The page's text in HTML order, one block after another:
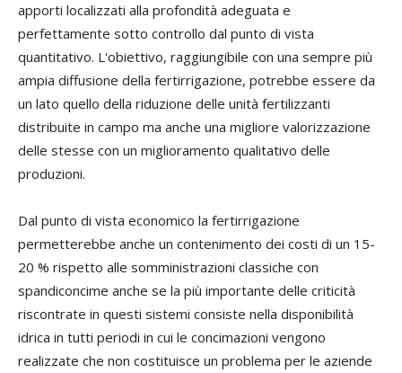
apporti localizzati alla profondità adeguata e
perfettamente sotto controllo dal punto di vista
quantitativo. L'obiettivo, raggiungibile con una sempre più
ampia diffusione della fertirrigazione, potrebbe essere da
un lato quello della riduzione delle unità fertilizzanti
distribuite in campo ma anche una migliore valorizzazione
delle stesse con un miglioramento qualitativo delle
produzioni.
Dal punto di vista economico la fertirrigazione
permetterebbe anche un contenimento dei costi di un 15-
20 % rispetto alle somministrazioni classiche con
spandiconcime anche se la più importante delle criticità
riscontrate in questi sistemi consiste nella disponibilità
idrica in tutti periodi in cui le concimazioni vengono
realizzate che non costituisce un problema per le aziende